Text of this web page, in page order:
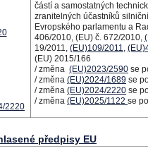
2220
částí a samostatných
zranitelných účastníků
Evropského parlamentu a
406/2010, (EU) č. 672/2010,
19/2011, (EU)109/2011,
(EU) 2015/166
/ změna (EU)2023/2590 se
/ změna (EU)2024/1689 se
/ změna (EU)2024/2220 se
/ změna (EU)2025/1122 se
předpisy EU